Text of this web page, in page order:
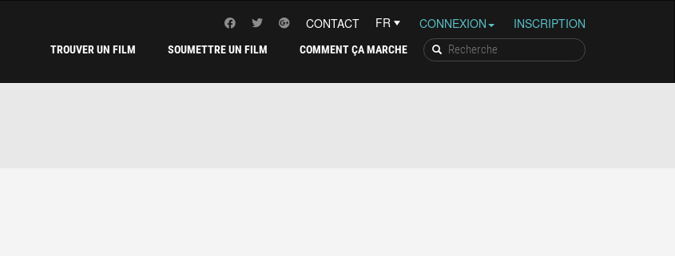
CONNEXION INSCRIPTION
CONTACT
COMMENT ÇA MARCHE
SOUMETTRE UN FILM
TROUVER UN FILM